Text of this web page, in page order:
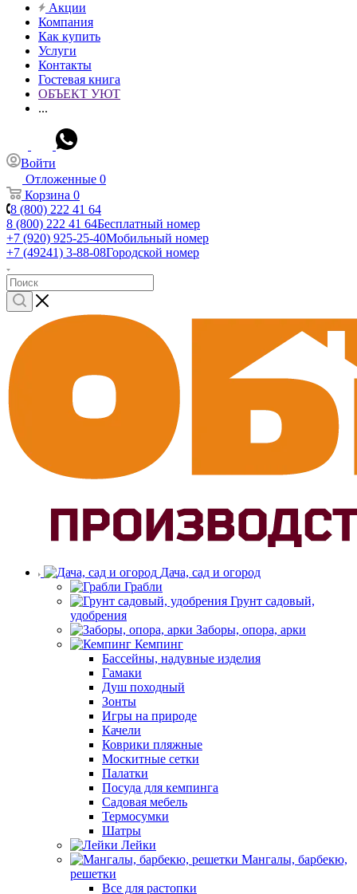
Акции
Компания
Как купить
Услуги
Контакты
Гостевая книга
ОБЪЕКТ УЮТ
...
Войти
Отложенные 0
Корзина 0
8 (800) 222 41 64
8 (800) 222 41 64Бесплатный номер
+7 (920) 925-25-40Мобильный номер
+7 (49241) 3-88-08Городской номер
Дача, сад и огород
Грабли
Грунт садовый,
удобрения
Заборы, опора, арки
Кемпинг
Бассейны, надувные изделия
Гамаки
Душ походный
Зонты
Игры на природе
Качели
Коврики пляжные
Москитные сетки
Палатки
Посуда для кемпинга
Садовая мебель
Термосумки
Шатры
Лейки
Мангалы, барбекю,
решетки
Все для растопки